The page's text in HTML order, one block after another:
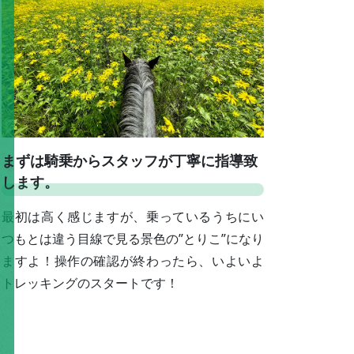
まずは騎乗からスタッフが丁寧に指導致
します。
最初は高く感じますが、乗っているうちにい
つもとは違う目線で見る景色の”とりこ”になり
ますよ！操作の確認が終わったら、いよいよ
トレッキングのスタートです！